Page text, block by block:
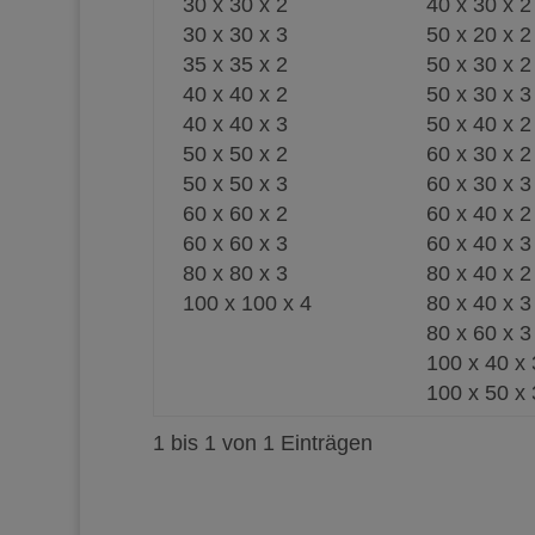
30 x 30 x 2
30 x 30 x 3
35 x 35 x 2
40 x 40 x 2
40 x 40 x 3
50 x 50 x 2
50 x 50 x 3
60 x 60 x 2
60 x 60 x 3
80 x 80 x 3
100 x 100 x 4
40 x 30 x 2
50 x 20 x 2
50 x 30 x 2
50 x 30 x 3
50 x 40 x 2
60 x 30 x 2
60 x 30 x 3
60 x 40 x 2
60 x 40 x 3
80 x 40 x 2
80 x 40 x 3
80 x 60 x 3
100 x 40 x
100 x 50 x
1 bis 1 von 1 Einträgen